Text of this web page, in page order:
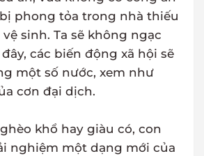
phong tỏa trong nhà thiếu
sinh. Ta sẽ không ngạc
các biến động xã hội sẽ
một số nước, xem như
cơn đại dịch.
khổ hay giàu có, con
nghiệm một dạng mới của